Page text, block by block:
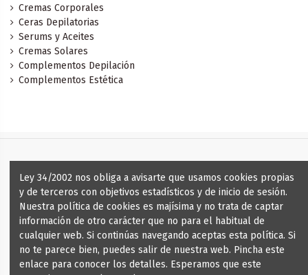
Cremas Corporales
Ceras Depilatorias
Serums y Aceites
Cremas Solares
Complementos Depilación
Complementos Estética
Información de nuestra web
Contáctanos
Síguenos
Ley 34/2002 nos obliga a avisarte que usamos cookies propias
y de terceros con objetivos estadísticos y de inicio de sesión.
Nuestra política de cookies es majísima y no trata de captar
información de otro carácter que no para el habitual de
cualquier web. Si continúas navegando aceptas esta política. Si
no te parece bien, puedes salir de nuestra web. Pincha este
enlace para conocer los detalles. Esperamos que este